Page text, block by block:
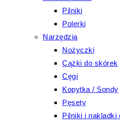
Pilniki
Polerki
Narzędzia
Nożyczki
Cążki do skórek
Cęgi
Kopytka / Sondy
Pęsety
Pilniki i nakladki